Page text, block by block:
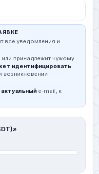
все уведомления и
или принадлежит чужому
идентифицировать
возникновении
e-mail, к